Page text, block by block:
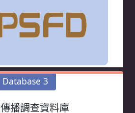
Database 3
播調查資料庫